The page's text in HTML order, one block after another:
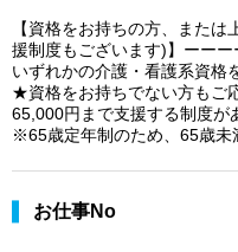
【資格をお持ちの方、また
援制度もございます)】ーーー
いずれかの介護・看護系資格
★資格をお持ちでない方もご
65,000円まで支援する制度が
※65歳定年制のため、65歳未
お仕事No